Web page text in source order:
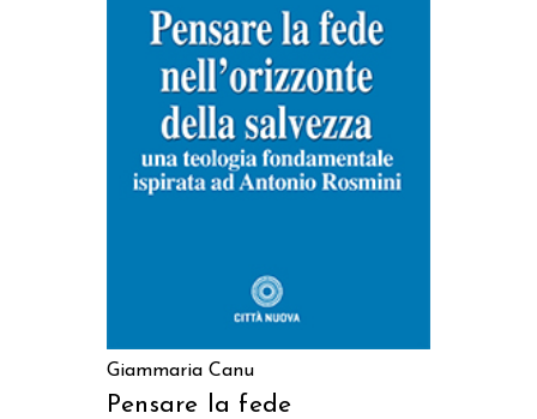
AGGIUNGI AL CARRELLO
Giammaria Canu
Pensare la fede